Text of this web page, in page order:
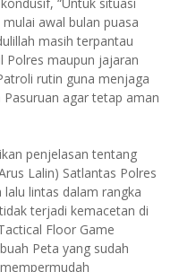
awal bulan puasa
masih terpantau
Polres maupun jajaran
rutin guna menjaga
agar tetap aman
penjelasan tentang
Lalin) Satlantas Polres
lalu lintas dalam rangka
terjadi kemacetan di
Floor Game
Peta yang sudah